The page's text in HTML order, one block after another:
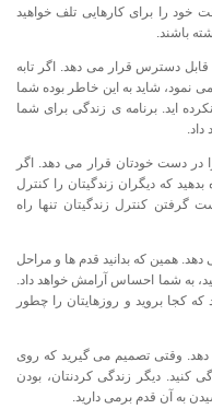
خود را برای کارهایی تلف خواهید
باشند.
دسترس قرار می دهد. اگر تابه
نمود، شاید به این خاطر بوده شما
اید. برنامه ی زندگی برای شما
در دست خودتان قرار می دهد. اگر
بدهید که دیگران زندگیتان را کنترل
گرفتن کنترل زندگیتان تنها راه
همین که بدانید قدم ها و مراحل
به شما احساس آرامش خواهد داد.
کجا بروید و روزهایتان را چطور
وقتی تصمیم می گیرید که روی
کنید. دیگر زندگی کردنتان، بودن
به آن قدم برمی دارید.